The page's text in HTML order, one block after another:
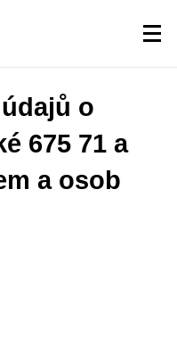
o
675 71 a
a osob